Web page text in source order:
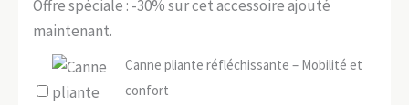
Offre spéciale : -30% sur cet accessoire ajouté
maintenant.
Canne pliante réfléchissante – Mobilité et
confort